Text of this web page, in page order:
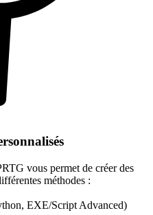
vous permet de créer des
méthodes :
EXE/Script Advanced)